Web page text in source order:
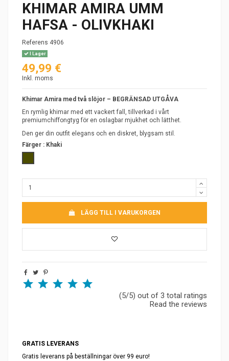
KHIMAR AMIRA UMM
HAFSA - OLIVKHAKI
Referens 4906
I Lager
49,99 €
Inkl. moms
Khimar Amira med två slöjor – BEGRÄNSAD UTGÅVA
En rymlig khimar med ett vackert fall, tillverkad i vårt
premiumchiffongtyg för en oslagbar mjukhet och lätthet.
Den ger din outfit elegans och en diskret, blygsam stil.
Färger : Khaki
LÄGG TILL I VARUKORGEN
(5/5) out of 3 total ratings
Read the reviews
GRATIS LEVERANS
Gratis leverans på beställningar över 99 euro!